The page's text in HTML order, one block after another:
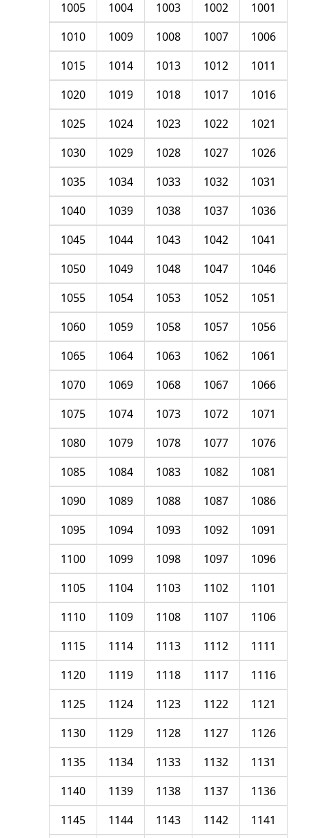
1001
1002
1003
1004
1005
1006
1007
1008
1009
1010
1011
1012
1013
1014
1015
1016
1017
1018
1019
1020
1021
1022
1023
1024
1025
1026
1027
1028
1029
1030
1031
1032
1033
1034
1035
1036
1037
1038
1039
1040
1041
1042
1043
1044
1045
1046
1047
1048
1049
1050
1051
1052
1053
1054
1055
1056
1057
1058
1059
1060
1061
1062
1063
1064
1065
1066
1067
1068
1069
1070
1071
1072
1073
1074
1075
1076
1077
1078
1079
1080
1081
1082
1083
1084
1085
1086
1087
1088
1089
1090
1091
1092
1093
1094
1095
1096
1097
1098
1099
1100
1101
1102
1103
1104
1105
1106
1107
1108
1109
1110
1111
1112
1113
1114
1115
1116
1117
1118
1119
1120
1121
1122
1123
1124
1125
1126
1127
1128
1129
1130
1131
1132
1133
1134
1135
1136
1137
1138
1139
1140
1141
1142
1143
1144
1145